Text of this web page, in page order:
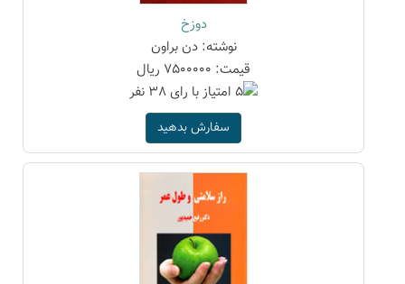
دوزخ
نوشته: دن براون
قیمت: 7500000 ریال
سفارش بدهید